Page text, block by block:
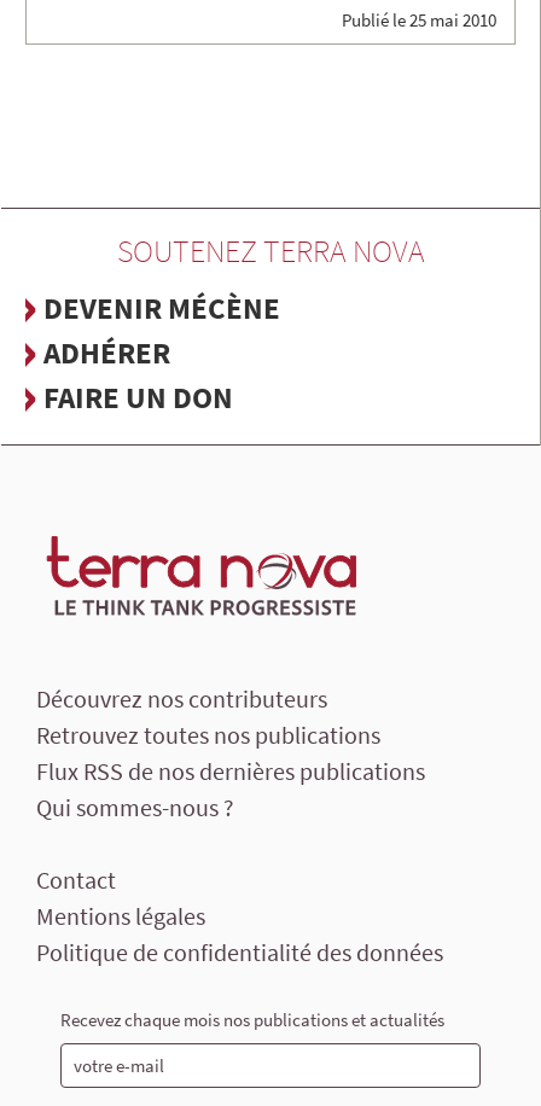
Publié le25 mai 2010
SOUTENEZ TERRA NOVA
DEVENIR MÉCÈNE
ADHÉRER
FAIRE UN DON
Découvrez nos contributeurs
Retrouvez toutes nos publications
Flux RSS de nos dernières publications
Qui sommes-nous ?
Contact
Mentions légales
Politique de confidentialité des données
Recevez chaque mois nos publications et actualités